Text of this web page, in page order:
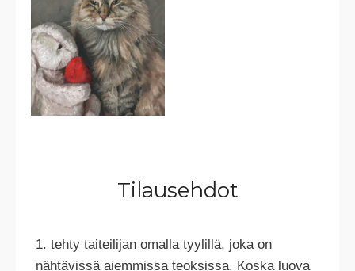
Tilausehdot
1. tehty taiteilijan omalla tyylillä, joka on
nähtävissä aiemmissa teoksissa. Koska luova